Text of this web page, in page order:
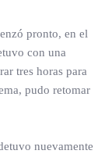
pronto, en el
con una
tres horas para
pudo retomar
nuevamente